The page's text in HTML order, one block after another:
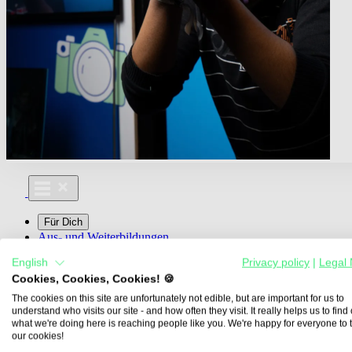
Für Dich
Aus- und Weiterbildungen
Media For You
Über Uns
Übersicht
English Privacy policy
Legal
Cookies, Cookies, Cookies! 🍪
The cookies on this site are unfortunately not edible, but are important for us to
understand who visits our site - and how often they visit. It really helps us to find
what we're doing here is reaching people like you. We're happy for everyone to
our cookies!